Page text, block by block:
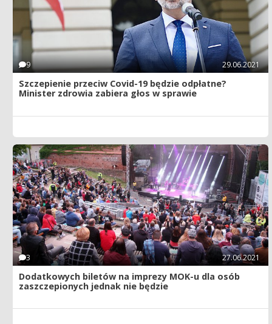
9 29.06.2021
Szczepienie przeciw Covid-19 będzie odpłatne?
Minister zdrowia zabiera głos w sprawie
3 27.06.2021
Dodatkowych biletów na imprezy MOK-u dla osób
zaszczepionych jednak nie będzie